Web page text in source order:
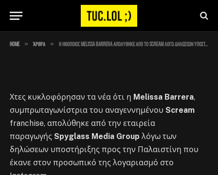
Home » Άρθρα » Η ηθοποιός Melissa Barrera απολύθηκε από το Scream λόγω δηλώσεων υποστήριξης της Παλαιστίνης
Παλαιστίνης
Χτες κυκλοφόρησαν τα νέα ότι η Melissa Barrera,
συμπρωταγωνίστρια του αναγεννημένου Scream
franchise, απολύθηκε από την εταιρεία
παραγωγής Spyglass Media Group λόγω των
δηλώσεων υποστήριξης προς την Παλαιστίνη που
έκανε στον προσωπικό της λογαριασμό στο